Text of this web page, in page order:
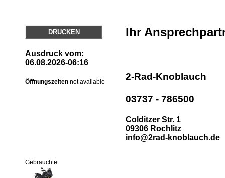
DRUCKEN
Ausdruck vom:
06.08.2026-06:16
Öffnungszeiten not available
Ihr
2-Rad-Knoblauch
03737 - 786500
Colditzer Str. 1
09306 Rochlitz
info@2rad-knoblauch.de
Gebrauchte